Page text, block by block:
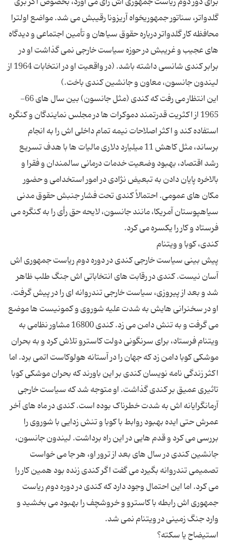
گلدواتر، سناتور جمهوریخواه آریزونا رقیبش می شد. مواضع اولترا
محافظه کار گلدواتر درباره حقوق سیاهان و تأمین اجتماعی و دیدگاه
های عجیب و غریبش در حوزه سیاست خارجی نمی گذاشت او در
برابر کندی شانسی داشته باشد. (در واقعیت او در انتخابات 1964 از
این انتظار می رفت که کندی (مثل جانسون) بین سال های 66-
1965 از اکثریت قدرتمند دموکرات ها در مجلس نمایندگان و کنگره
استفاده کند و اکثر اصلاحات نیمه تمام داخلی اش را به انجام
برساند، مثل کاهش 11 میلیارد دلاری مالیات ها با هدف تسریع
رشد اقتصاد، بهبود وضعیت خدمات درمانی سالمندان و فقرا و
بالاخره پایان دادن به تبعیض نژادی در امور استخدامی و حضور
مکان های عمومی. احتمالاً کندی تحت فشار جنبش حقوق مدنی
سیاهپوستان آمریکا، مانند جانسون، لایحه حق رأی را به کنگره می
پیش بینی سیاست خارجی کندی در دوره دوم ریاست جمهوری اش
آسان نیست. کندی در رقابت های انتخاباتی اش جنگ طلب ظاهر
شد و بعد از پیروزی، سیاست خارجی تندروانه ای را در پیش گرفت.
او در سخنرانی هایش به شدت علیه شوروی و کمونیست ها موضع
می گرفت و به تنش دامن می زد. کندی 16800 مشاور نظامی به
ویتنام فرستاد، برای سرنگونی دولت کاسترو تلاش کرد و به بحران
موشکی کوبا دامن زد که جهان را در آستانه هولوکاست اتمی برد. اما
اکثر زندگی نامه نویسان کندی بر این باورند که بحران موشکی کوبا
تاثیری عمیق بر کندی گذاشت. او متوجه شد که سیاست خارجی
آرمانگرایانه اش به شدت خطرناک بوده است. کندی در ماه های آخر
عمرش حتی ایده بهبود روابط با کوبا و تنش زدایی با شوروی را
بررسی می کرد و قدم هایی در این راه برداشت. لیندون جانسون،
جانشین کندی در سال های بعد از ترور او، هر جا می خواست
تصمیمی تندروانه بگیرد می گفت اگر کندی زنده بود همین کار را
می کرد. اما این احتمال وجود دارد که کندی در دوره دوم ریاست
جمهوری اش رابطه با کاسترو و خروشچف را بهبود می بخشید و